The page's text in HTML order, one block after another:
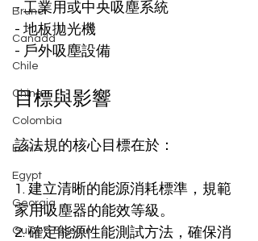
Brunei
Canada
Chile
China
Colombia
ECHA
Egypt
Georgia
Guinea Bissau
- 工業用或中央吸塵系統
- 地板拋光機
- 戶外吸塵設備
目標與影響
該法規的核心目標在於：
1. 建立清晰的能源消耗標準，規範
家用吸塵器的能效等級。
2. 確定能源性能測試方法，確保消